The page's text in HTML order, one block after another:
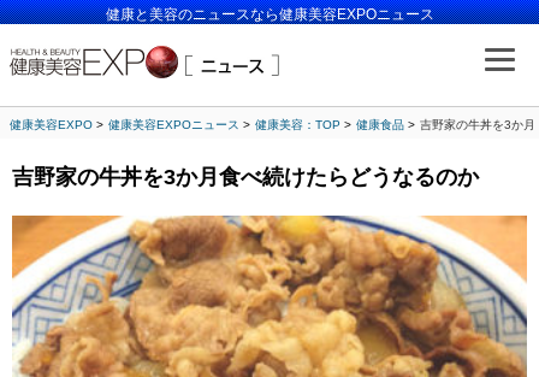
健康と美容のニュースなら健康美容EXPOニュース
健康美容EXPO 健康美容EXPOニュース 健康美容：TOP 健康食品 吉野家の牛丼を3か
吉野家の牛丼を3か月食べ続けたらどうなるのか